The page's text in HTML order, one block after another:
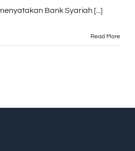
Bank Syariah [...]
Read More